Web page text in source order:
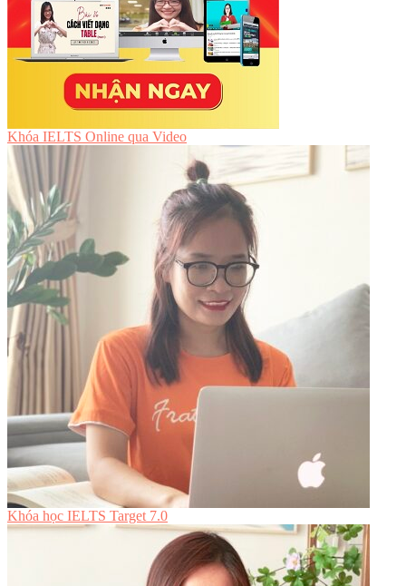
Khóa IELTS Online qua Video
Khóa học IELTS Target 7.0